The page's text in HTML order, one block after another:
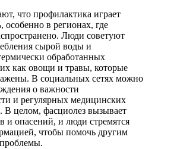
что профилактика играет
особенно в регионах, где
Люди советуют
сырой воды и
обработанных
как овощи и травы, которые
В социальных сетях можно
о важности
и регулярных медицинских
В целом, фасциолез вызывает
и опасений, и люди стремятся
чтобы помочь другим